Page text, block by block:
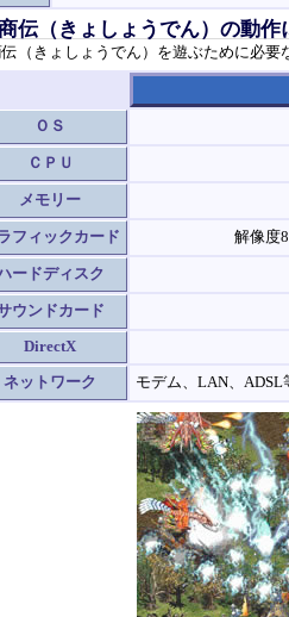
伝（きょしょうでん）の動作
伝（きょしょうでん）を遊ぶために必
ＯＳ
ＣＰＵ
メモリー
フィックカード 解像度
ードディスク
ウンドカード
DirectX
ネットワーク モデム、LAN、